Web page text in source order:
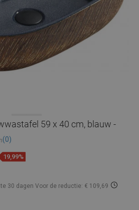
59 x 40 cm, blauw -
(0)
19,99%
30 dagen Voor de reductie: € 109,69